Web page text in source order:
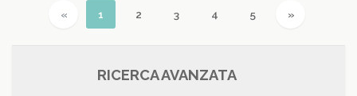
«Previous
1 (current)
2 3 4 5 »Next
RICERCA AVANZATA